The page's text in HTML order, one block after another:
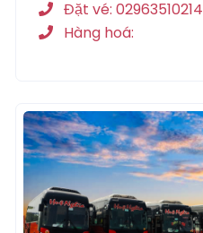
Đặt vé: 02963510214
Hàng hoá: